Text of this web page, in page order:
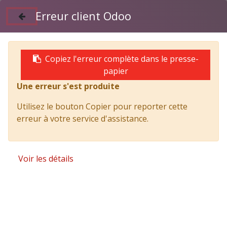
Suivez nous sur Facebook
Products VÉHICULES
CONFIGURATEUR
ISUZU F12 240cv GEN2 Susp. Pneu. OBD-E // Q
5320 mm
Erreur client Odoo
Copiez l'erreur complète dans le presse-
papier
Une erreur s'est produite
Utilisez le bouton Copier pour reporter cette
erreur à votre service d'assistance.
Voir les détails